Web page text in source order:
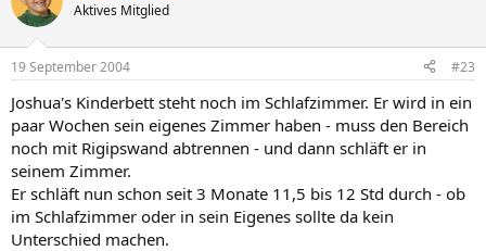
Aktives Mitglied
19 September 2004 #23
Joshua's Kinderbett steht noch im Schlafzimmer. Er wird in ein
paar Wochen sein eigenes Zimmer haben - muss den Bereich
noch mit Rigipswand abtrennen - und dann schläft er in
seinem Zimmer.
Er schläft nun schon seit 3 Monate 11,5 bis 12 Std durch - ob
im Schlafzimmer oder in sein Eigenes sollte da kein
Unterschied machen.